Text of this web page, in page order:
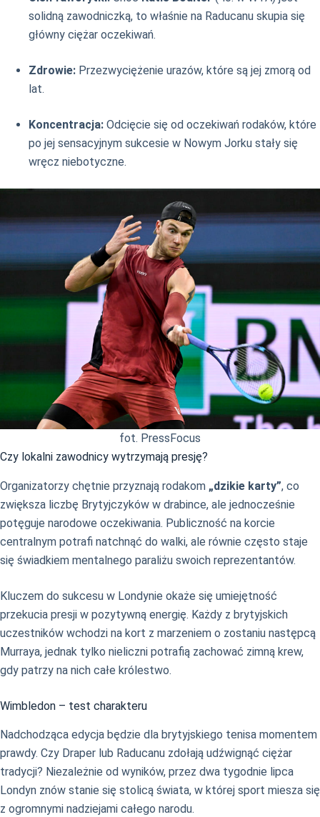
solidną zawodniczką, to właśnie na Raducanu skupia się
główny ciężar oczekiwań.
Zdrowie: Przezwyciężenie urazów, które są jej zmorą od
lat.
Koncentracja: Odcięcie się od oczekiwań rodaków, które
po jej sensacyjnym sukcesie w Nowym Jorku stały się
wręcz niebotyczne.
fot. PressFocus
Czy lokalni zawodnicy wytrzymają presję?
Organizatorzy chętnie przyznają rodakom „dzikie karty”, co
zwiększa liczbę Brytyjczyków w drabince, ale jednocześnie
potęguje narodowe oczekiwania. Publiczność na korcie
centralnym potrafi natchnąć do walki, ale równie często staje
się świadkiem mentalnego paraliżu swoich reprezentantów.
Kluczem do sukcesu w Londynie okaże się umiejętność
przekucia presji w pozytywną energię. Każdy z brytyjskich
uczestników wchodzi na kort z marzeniem o zostaniu następcą
Murraya, jednak tylko nieliczni potrafią zachować zimną krew,
gdy patrzy na nich całe królestwo.
Wimbledon – test charakteru
Nadchodząca edycja będzie dla brytyjskiego tenisa momentem
prawdy. Czy Draper lub Raducanu zdołają udźwignąć ciężar
tradycji? Niezależnie od wyników, przez dwa tygodnie lipca
Londyn znów stanie się stolicą świata, w której sport miesza się
z ogromnymi nadziejami całego narodu.